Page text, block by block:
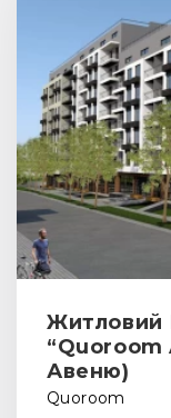
Житловий
“Quoroom
Авеню)
Quoroom